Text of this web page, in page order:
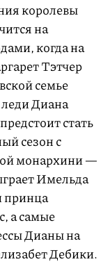
королевы
на
когда на
Тэтчер
семье
Диана
стать
сезон с
монархини —
Имельда
принца
а самые
Дианы на
Дебики.